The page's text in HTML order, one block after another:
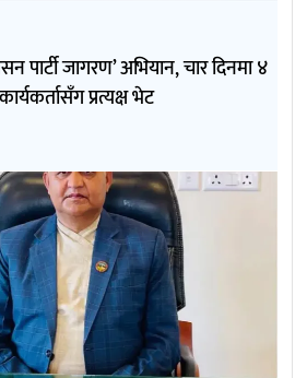
पार्टी जागरण’ अभियान, चार दिनमा ४
प्रत्यक्ष भेट